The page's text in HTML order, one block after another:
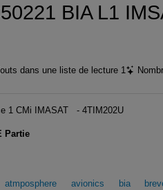
BIA L1
dans une liste de lecture 1
1 CMi IMASAT - 4TIM202U
Partie
atmposphere avionics bia